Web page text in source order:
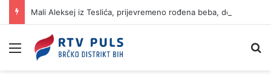
Izbornik